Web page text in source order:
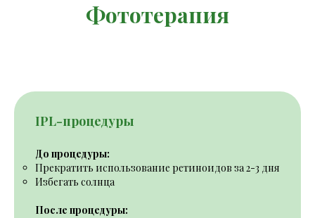
Фототерапия
IPL-процедуры
До процедуры:
Прекратить использование ретиноидов за 2-3 дня
Избегать солнца
После процедуры: